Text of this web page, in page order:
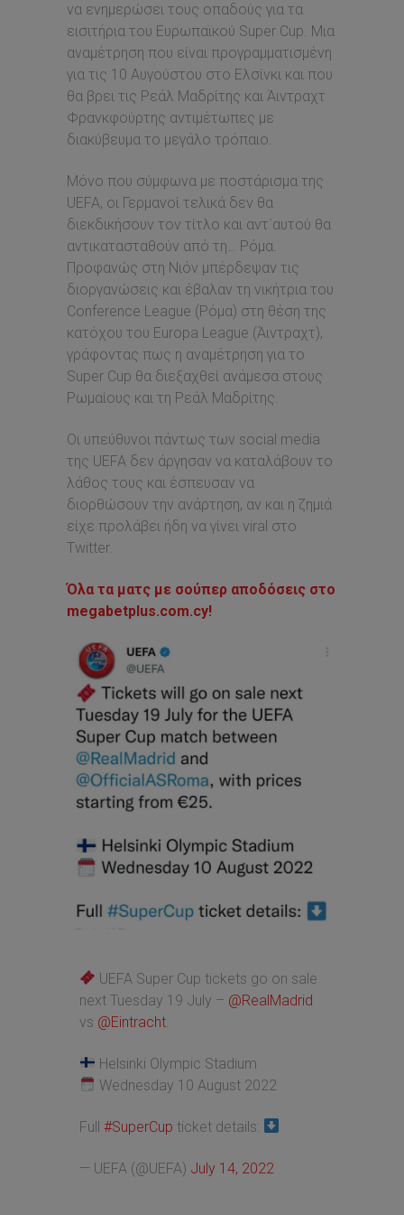
να ενημερώσει τους οπαδούς για τα
εισιτήρια του Ευρωπαϊκού Super Cup. Μια
αναμέτρηση που είναι προγραμματισμένη
για τις 10 Αυγούστου στο Ελσίνκι και που
θα βρει τις Ρεάλ Μαδρίτης και Άιντραχτ
Φρανκφούρτης αντιμέτωπες με
διακύβευμα το μεγάλο τρόπαιο.
Μόνο που σύμφωνα με ποστάρισμα της
UEFA, οι Γερμανοί τελικά δεν θα
διεκδικήσουν τον τίτλο και αντ΄αυτού θα
αντικατασταθούν από τη… Ρόμα.
Προφανώς στη Νιόν μπέρδεψαν τις
διοργανώσεις και έβαλαν τη νικήτρια του
Conference League (Ρόμα) στη θέση της
κατόχου του Europa League (Άιντραχτ),
γράφοντας πως η αναμέτρηση για το
Super Cup θα διεξαχθεί ανάμεσα στους
Ρωμαίους και τη Ρεάλ Μαδρίτης.
Οι υπεύθυνοι πάντως των social media
της UEFA δεν άργησαν να καταλάβουν το
λάθος τους και έσπευσαν να
διορθώσουν την ανάρτηση, αν και η ζημιά
είχε προλάβει ήδη να γίνει viral στο
Twitter.
Όλα τα ματς με σούπερ αποδόσεις στο
megabetplus.com.cy!
UEFA Super Cup tickets go on sale
next Tuesday 19 July – @RealMadrid
vs @Eintracht
Helsinki Olympic Stadium
Wednesday 10 August 2022
Full #SuperCup ticket details:
— UEFA (@UEFA) July 14, 2022